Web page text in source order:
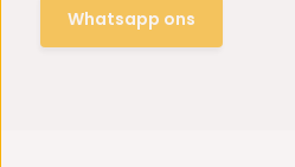
Whatsapp ons